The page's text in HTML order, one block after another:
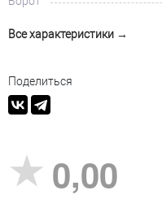
Все характеристики →
Поделиться
0,00